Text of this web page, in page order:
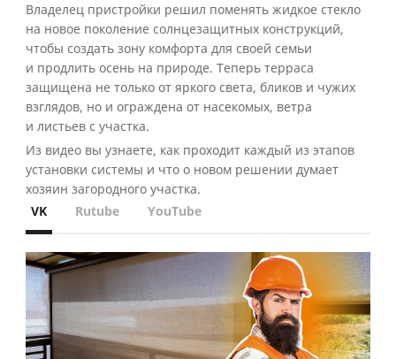
Владелец пристройки решил поменять жидкое стекло
на новое поколение солнцезащитных конструкций,
чтобы создать зону комфорта для своей семьи
и продлить осень на природе. Теперь терраса
защищена не только от яркого света, бликов и чужих
взглядов, но и ограждена от насекомых, ветра
и листьев с участка.
Из видео вы узнаете, как проходит каждый из этапов
установки системы и что о новом решении думает
хозяин загородного участка.
VK
Rutube YouTube